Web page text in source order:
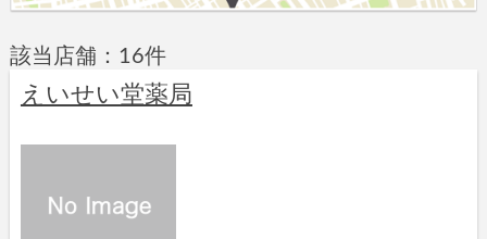
該当店舗：16件
えいせい堂薬局